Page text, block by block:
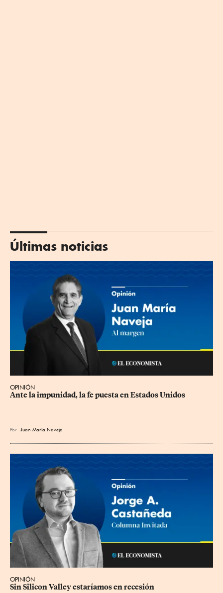
Últimas noticias
OPINIÓN
Ante la impunidad, la fe puesta en Estados Unidos
Por Juan María Naveja
OPINIÓN
Sin Silicon Valley estaríamos en recesión